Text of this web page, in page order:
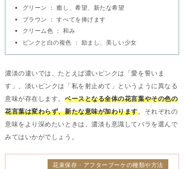
グリーン ： 癒し、希望、新たな希望
ブラウン ： すべてを捧げます
クリーム色 ： 和み
ピンクと白の複色 ： 励まし、美しい少女
濃淡の違いでは、たとえば濃いピンクは「愛を誓いま
す」、淡いピンクは「私を射止めて」というように異なる
意味が存在します。 ベースとなる全体の花言葉やその色の
花言葉は変わらず、新たな意味が加わります。それぞれの
意味をより深めたいときは、濃淡も意識してバラを選んで
みてはいかがでしょう。
花束保存・アフターブーケの種類や方法